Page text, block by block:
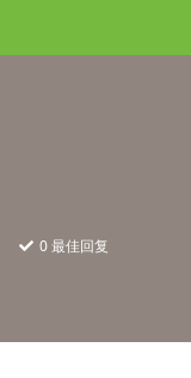
0最佳回复